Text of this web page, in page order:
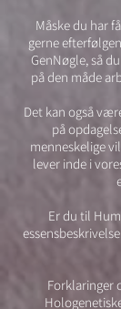
Måske du har
gerne
GenNøgle, så
på den måde
Det kan også
på
menneskelige
lever inde i
Er du til
Forklaringer